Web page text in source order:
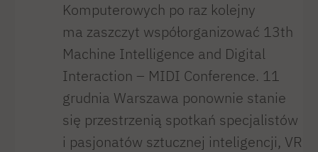
Komputerowych po raz kolejny
ma zaszczyt współorganizować 13th
Machine Intelligence and Digital
Interaction – MIDI Conference. 11
grudnia Warszawa ponownie stanie
się przestrzenią spotkań specjalistów
i pasjonatów sztucznej inteligencji, VR